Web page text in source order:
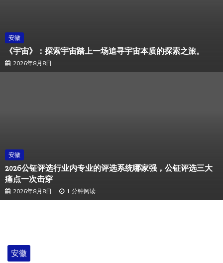
安徽
《宇宙》：探索宇宙踏上一场追寻宇宙本质的探索之旅。
2026年8月8日
安徽
2026公钲评选行业内专业的评选系统哪家强，公钲评选三大
痛点一次击穿
2026年8月8日 1 分钟阅读
安徽